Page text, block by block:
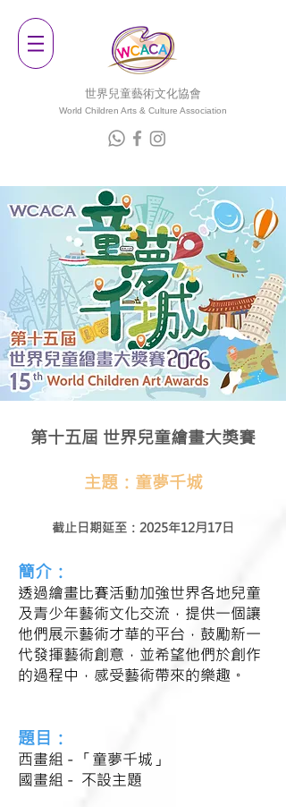
世界兒童藝術文化協會
World Children Arts & Culture Association
第十五屆 世界兒童繪畫大獎賽
主題：童夢千城
截止日期延至：2025年12月17日
簡介：
透過繪畫比賽活動加強世界各地兒童
及青少年藝術文化交流，提供一個讓
他們展示藝術才華的平台，鼓勵新一
代發揮藝術創意，並希望他們於創作
的過程中，感受藝術帶來的樂趣。
題目：
西畫組 - 「童夢千城」
國畫組 - 不設主題